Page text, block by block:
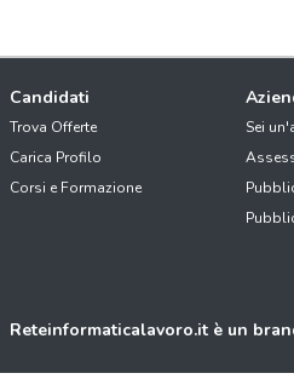
Candidati
Trova Offerte
Carica Profilo
Corsi e Formazione
Sei
Reteinformaticalavoro.it è un